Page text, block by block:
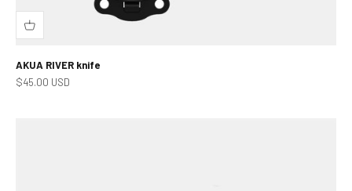
AKUA RIVER knife
Prodejní cena
$45.00 USD